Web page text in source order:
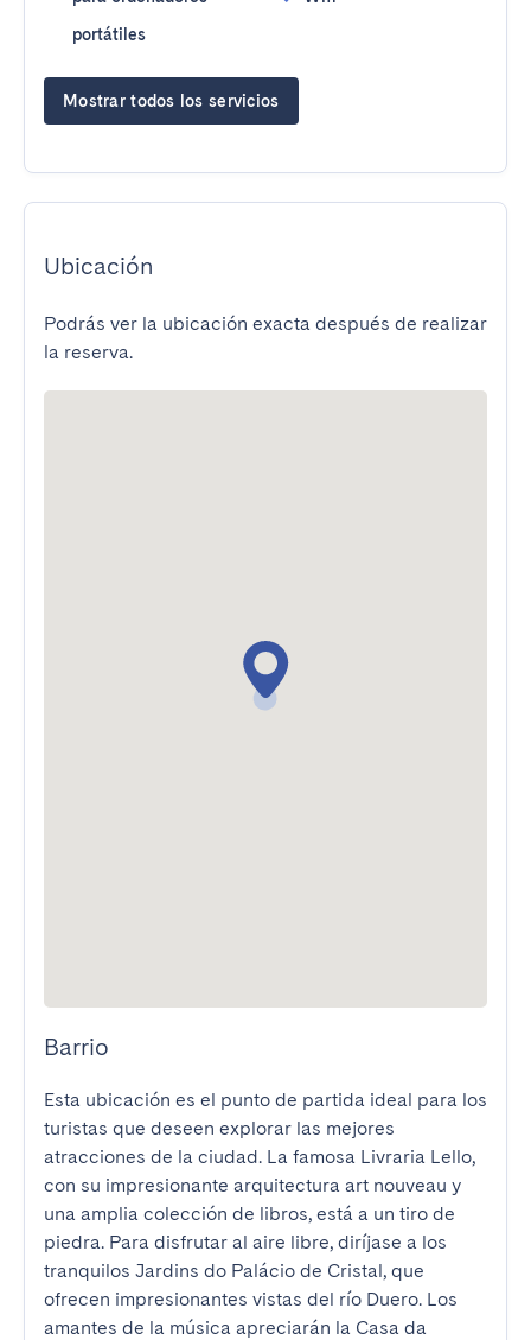
portátiles
Mostrar todos los servicios
Ubicación
Podrás ver la ubicación exacta después de realizar
la reserva.
Barrio
Esta ubicación es el punto de partida ideal para los
turistas que deseen explorar las mejores
atracciones de la ciudad. La famosa Livraria Lello,
con su impresionante arquitectura art nouveau y
una amplia colección de libros, está a un tiro de
piedra. Para disfrutar al aire libre, diríjase a los
tranquilos Jardins do Palácio de Cristal, que
ofrecen impresionantes vistas del río Duero. Los
amantes de la música apreciarán la Casa da